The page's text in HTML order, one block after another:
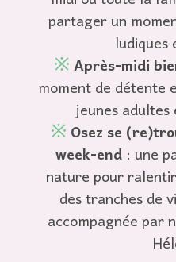
partager un
※Après-midi
moment de détente
jeunes
※Osez se
week-end: une
nature pour
des tranches de
accompagnée par